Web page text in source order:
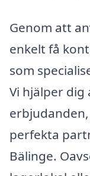
Genom att
enkelt få
som
Vi hjälper dig
perfekta
Bälinge.